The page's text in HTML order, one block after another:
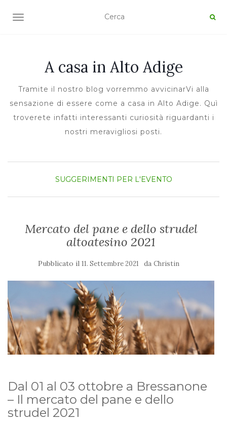
TOGGLE NAVIGATION
A casa in Alto Adige
Tramite il nostro blog vorremmo avvicinarVi alla
sensazione di essere come a casa in Alto Adige. Quì
troverete infatti interessanti curiosità riguardanti i
nostri meravigliosi posti.
SUGGERIMENTI PER L'EVENTO
Mercato del pane e dello strudel
altoatesino 2021
Pubblicato il 11. Settembre 2021 da Christin
Dal 01 al 03 ottobre a Bressanone
– Il mercato del pane e dello
strudel 2021